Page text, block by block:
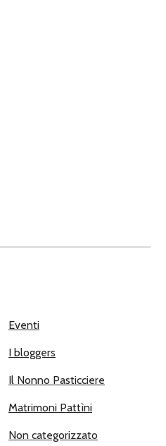
Eventi
I bloggers
Il Nonno Pasticciere
Matrimoni Pattìni
Non categorizzato